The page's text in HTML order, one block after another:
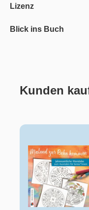
Lizenz
Blick ins Buch
Produktgalerie
Kunden
Jahreszeitliche